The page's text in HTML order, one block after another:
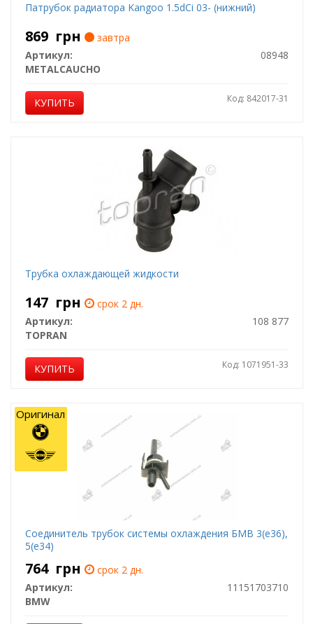
Патрубок радиатора Kangoo 1.5dCi 03- (нижний)
869 грн
завтра
Артикул:
08948
METALCAUCHO
КУПИТЬ Код: 842017-31
Трубка охлаждающей жидкости
147 грн
срок 2 дн.
Артикул:
108 877
TOPRAN
КУПИТЬ Код: 1071951-33
Соединитель трубок системы охлаждения БМВ 3(е36),
5(е34)
764 грн
срок 2 дн.
Артикул:
11151703710
BMW
Оригинал